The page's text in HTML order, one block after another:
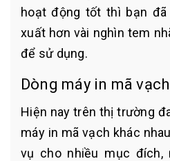
hoạt động tốt thì bạn
xuất hơn vài nghìn tem
để sử dụng.
Dòng máy in mã vạch
Hiện nay trên thị trường
máy in mã vạch khác
vụ cho nhiều mục đích,